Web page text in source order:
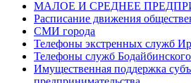
МАЛОЕ И СРЕДНЕЕ
Расписание движения
СМИ города
Телефоны экстренных служб
Телефоны служб
Имущественная поддержка